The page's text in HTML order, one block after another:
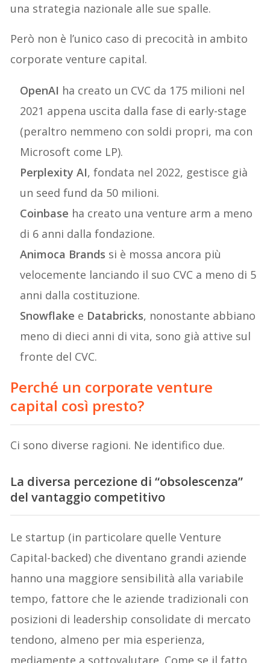
una strategia nazionale alle sue spalle.
Però non è l’unico caso di precocità in ambito
corporate venture capital.
OpenAI ha creato un CVC da 175 milioni nel
2021 appena uscita dalla fase di early-stage
(peraltro nemmeno con soldi propri, ma con
Microsoft come LP).
Perplexity AI, fondata nel 2022, gestisce già
un seed fund da 50 milioni.
Coinbase ha creato una venture arm a meno
di 6 anni dalla fondazione.
Animoca Brands si è mossa ancora più
velocemente lanciando il suo CVC a meno di 5
anni dalla costituzione.
Snowflake e Databricks, nonostante abbiano
meno di dieci anni di vita, sono già attive sul
fronte del CVC.
Perché un corporate venture
capital così presto?
Ci sono diverse ragioni. Ne identifico due.
La diversa percezione di “obsolescenza”
del vantaggio competitivo
Le startup (in particolare quelle Venture
Capital-backed) che diventano grandi aziende
hanno una maggiore sensibilità alla variabile
tempo, fattore che le aziende tradizionali con
posizioni di leadership consolidate di mercato
tendono, almeno per mia esperienza,
mediamente a sottovalutare. Come se il fatto